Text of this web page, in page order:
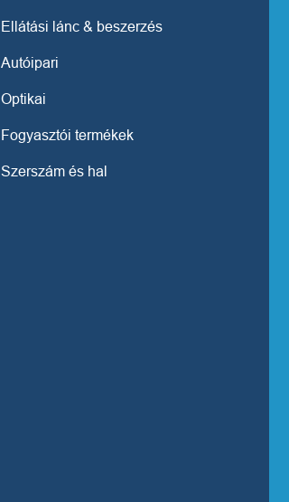
Ellátási lánc & beszerzés
Autóipari
Optikai
Fogyasztói termékek
Szerszám és hal